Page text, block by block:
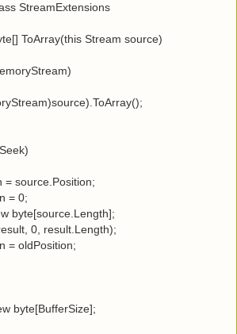
StreamExtensions
ToArray(this Stream source)
= source.Position;
= 0;
byte[source.Length];
0, result.Length);
= oldPosition;
byte[BufferSize];